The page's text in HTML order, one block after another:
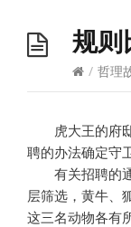
规则
/ 哲理
虎大王的府邸
聘的办法确定守
有关招聘的通
层筛选，黄牛、
这三名动物各有